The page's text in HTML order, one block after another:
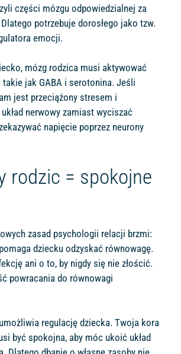
części mózgu odpowiedzialnej za
potrzebuje dorosłego jako tzw.
emocji.
mózg rodzica musi aktywować
takie jak GABA i serotonina. Jeśli
jest przeciążony stresem i
nerwowy zamiast wyciszać
napięcie poprzez neurony
rodzic = spokojne
zasad psychologii relacji brzmi:
dziecku odzyskać równowagę.
ani o to, by nigdy się nie złościć.
powracania do równowagi
regulację dziecka. Twoja kora
być spokojna, aby móc ukoić układ